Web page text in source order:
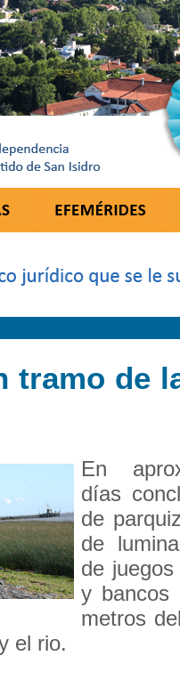
tramo de
En
días
de
de
de
y bancos
metros
el rio.